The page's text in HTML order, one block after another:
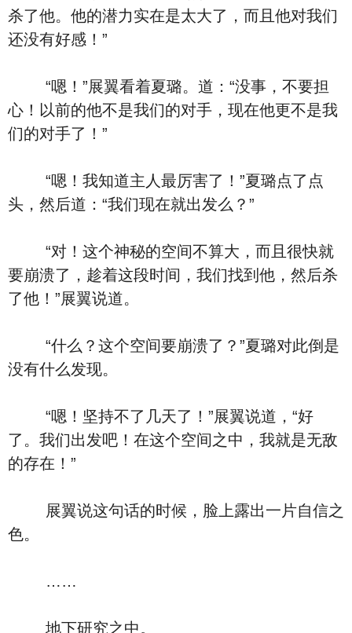
杀了他。他的潜力实在是太大了，而且他对我们
还没有好感！”
“嗯！”展翼看着夏璐。道：“没事，不要担
心！以前的他不是我们的对手，现在他更不是我
们的对手了！”
“嗯！我知道主人最厉害了！”夏璐点了点
头，然后道：“我们现在就出发么？”
“对！这个神秘的空间不算大，而且很快就
要崩溃了，趁着这段时间，我们找到他，然后杀
了他！”展翼说道。
“什么？这个空间要崩溃了？”夏璐对此倒是
没有什么发现。
“嗯！坚持不了几天了！”展翼说道，“好
了。我们出发吧！在这个空间之中，我就是无敌
的存在！”
展翼说这句话的时候，脸上露出一片自信之
色。
……
地下研究之中。